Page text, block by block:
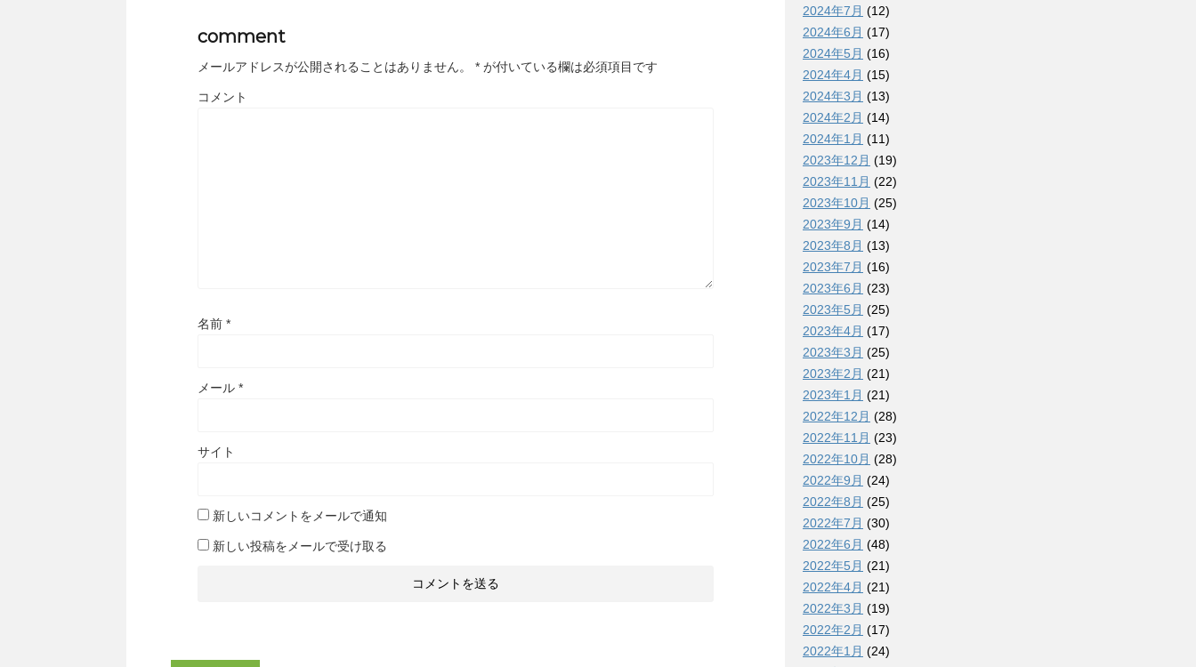
comment
メールアドレスが公開されることはありません。 * が付いている欄は必須項目です
コメント
名前 *
メール *
サイト
新しいコメントをメールで通知
新しい投稿をメールで受け取る
2024年7月 (12)
2024年6月 (17)
2024年5月 (16)
2024年4月 (15)
2024年3月 (13)
2024年2月 (14)
2024年1月 (11)
2023年12月 (19)
2023年11月 (22)
2023年10月 (25)
2023年9月 (14)
2023年8月 (13)
2023年7月 (16)
2023年6月 (23)
2023年5月 (25)
2023年4月 (17)
2023年3月 (25)
2023年2月 (21)
2023年1月 (21)
2022年12月 (28)
2022年11月 (23)
2022年10月 (28)
2022年9月 (24)
2022年8月 (25)
2022年7月 (30)
2022年6月 (48)
2022年5月 (21)
2022年4月 (21)
2022年3月 (19)
2022年2月 (17)
2022年1月 (24)